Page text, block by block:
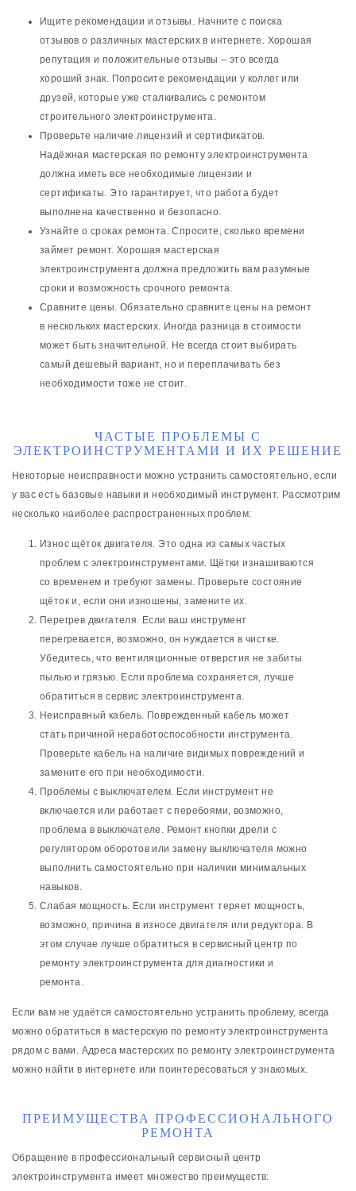
Ищите рекомендации и отзывы. Начните с поиска
отзывов о различных мастерских в интернете. Хорошая
репутация и положительные отзывы – это всегда
хороший знак. Попросите рекомендации у коллег или
друзей, которые уже сталкивались с ремонтом
строительного электроинструмента.
Проверьте наличие лицензий и сертификатов.
Надёжная мастерская по ремонту электроинструмента
должна иметь все необходимые лицензии и
сертификаты. Это гарантирует, что работа будет
выполнена качественно и безопасно.
Узнайте о сроках ремонта. Спросите, сколько времени
займет ремонт. Хорошая мастерская
электроинструмента должна предложить вам разумные
сроки и возможность срочного ремонта.
Сравните цены. Обязательно сравните цены на ремонт
в нескольких мастерских. Иногда разница в стоимости
может быть значительной. Не всегда стоит выбирать
самый дешевый вариант, но и переплачивать без
необходимости тоже не стоит.
ЧАСТЫЕ ПРОБЛЕМЫ С
ЭЛЕКТРОИНСТРУМЕНТАМИ И ИХ РЕШЕНИЕ
Некоторые неисправности можно устранить самостоятельно, если
у вас есть базовые навыки и необходимый инструмент. Рассмотрим
несколько наиболее распространенных проблем:
Износ щёток двигателя. Это одна из самых частых
проблем с электроинструментами. Щётки изнашиваются
со временем и требуют замены. Проверьте состояние
щёток и, если они изношены, замените их.
Перегрев двигателя. Если ваш инструмент
перегревается, возможно, он нуждается в чистке.
Убедитесь, что вентиляционные отверстия не забиты
пылью и грязью. Если проблема сохраняется, лучше
обратиться в сервис электроинструмента.
Неисправный кабель. Поврежденный кабель может
стать причиной неработоспособности инструмента.
Проверьте кабель на наличие видимых повреждений и
замените его при необходимости.
Проблемы с выключателем. Если инструмент не
включается или работает с перебоями, возможно,
проблема в выключателе. Ремонт кнопки дрели с
регулятором оборотов или замену выключателя можно
выполнить самостоятельно при наличии минимальных
навыков.
Слабая мощность. Если инструмент теряет мощность,
возможно, причина в износе двигателя или редуктора. В
этом случае лучше обратиться в сервисный центр по
ремонту электроинструмента для диагностики и
ремонта.
Если вам не удаётся самостоятельно устранить проблему, всегда
можно обратиться в мастерскую по ремонту электроинструмента
рядом с вами. Адреса мастерских по ремонту электроинструмента
можно найти в интернете или поинтересоваться у знакомых.
ПРЕИМУЩЕСТВА ПРОФЕССИОНАЛЬНОГО
РЕМОНТА
Обращение в профессиональный сервисный центр
электроинструмента имеет множество преимуществ: